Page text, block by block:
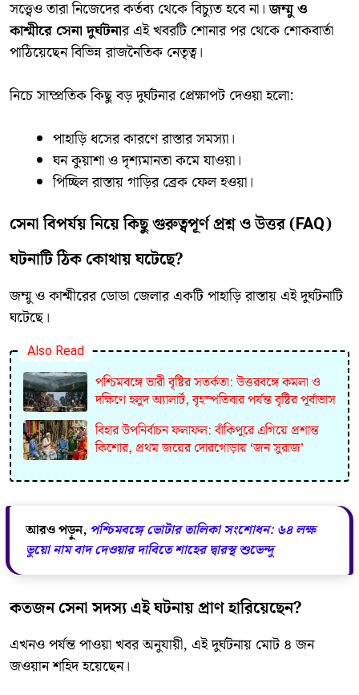
সত্ত্বেও তারা নিজেদের কর্তব্য থেকে বিচ্যুত হবে না।জম্মু ও
কাশ্মীরে সেনা দুর্ঘটনার এই খবরটি শোনার পর থেকে শোকবার্তা
পাঠিয়েছেন বিভিন্ন রাজনৈতিক নেতৃত্ব।
নিচে সাম্প্রতিক কিছু বড় দুর্ঘটনার প্রেক্ষাপট দেওয়া হলো:
পাহাড়ি ধসের কারণে রাস্তার সমস্যা।
ঘন কুয়াশা ও দৃশ্যমানতা কমে যাওয়া।
পিচ্ছিল রাস্তায় গাড়ির ব্রেক ফেল হওয়া।
সেনা বিপর্যয় নিয়ে কিছু গুরুত্বপূর্ণ প্রশ্ন ও উত্তর (FAQ)
ঘটনাটি ঠিক কোথায় ঘটেছে?
জম্মু ও কাশ্মীরের ডোডা জেলার একটি পাহাড়ি রাস্তায় এই দুর্ঘটনাটি
ঘটেছে।
Also Read
পশ্চিমবঙ্গে ভারী বৃষ্টির সতর্কতা: উত্তরবঙ্গে কমলা ও
দক্ষিণে হলুদ অ্যালার্ট, বৃহস্পতিবার পর্যন্ত বৃষ্টির পূর্বাভাস
বিহার উপনির্বাচন ফলাফল: বাঁকিপুরে এগিয়ে প্রশান্ত
কিশোর, প্রথম জয়ের দোরগোড়ায় ‘জন সুরাজ’
আরও পড়ুন, পশ্চিমবঙ্গে ভোটার তালিকা সংশোধন: ৬৪ লক্ষ
ভুয়ো নাম বাদ দেওয়ার দাবিতে শাহের দ্বারস্থ শুভেন্দু
কতজন সেনা সদস্য এই ঘটনায় প্রাণ হারিয়েছেন?
এখনও পর্যন্ত পাওয়া খবর অনুযায়ী, এই দুর্ঘটনায় মোট ৪ জন
জওয়ান শহিদ হয়েছেন।